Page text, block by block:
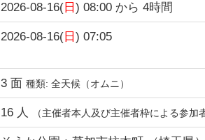
2026-08-16( 日) 08:00 から4時間
2026-08-16( 日) 07:05
3 面種類:全天候（オムニ）
16 人 （主催者本人及び主催者枠による参加